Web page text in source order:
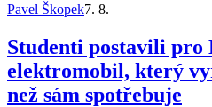
Pavel Škopek7. 8.
Studenti postavili pro
elektromobil, který
než sám spotřebuje